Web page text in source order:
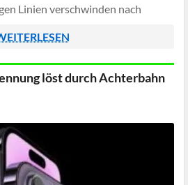
Linien verschwinden nach
löst durch Achterbahn